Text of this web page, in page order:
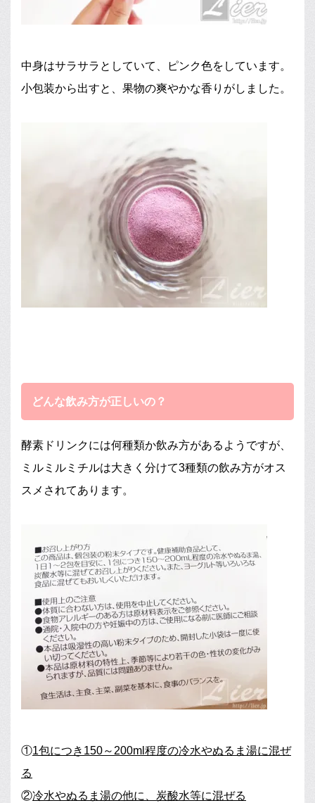
中身はサラサラとしていて、ピンク色をしています。
小包装から出すと、果物の爽やかな香りがしました。
どんな飲み方が正しいの？
酵素ドリンクには何種類か飲み方があるようですが、
ミルミルミチルは大きく分けて3種類の飲み方がオス
スメされてあります。
①1包につき150～200ml程度の冷水やぬるま湯に混ぜ
る
②冷水やぬるま湯の他に、炭酸水等に混ぜる